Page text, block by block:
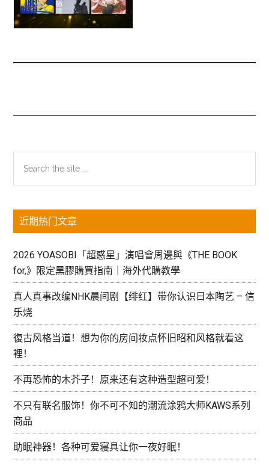
主
侧
边
栏
the
近期热门文章
2026 YOASOBI「超惑星」演唱會周邊與《THE BOOK
for,》限定黑膠購買指南｜海外代購教學
真人真事改编NHK晨间剧【绯红】带你认识日本陶艺 – 信
乐烧
復古风格当道！想为你的房间妆点怀旧昭和风格就看这
裡！
不再恐怖的木芥子！原来还有这种造型超可爱！
不只有联名服饰！你不可不知的潮流涂鸦大师KAWS系列
商品
助眠神器！各种可爱寝具让你一夜好眠！